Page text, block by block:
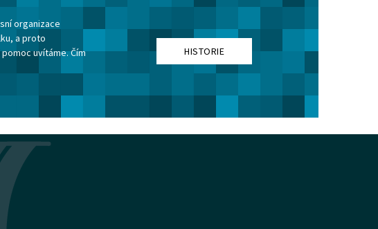
organizace
a proto
uvítáme. Čím
HISTORIE